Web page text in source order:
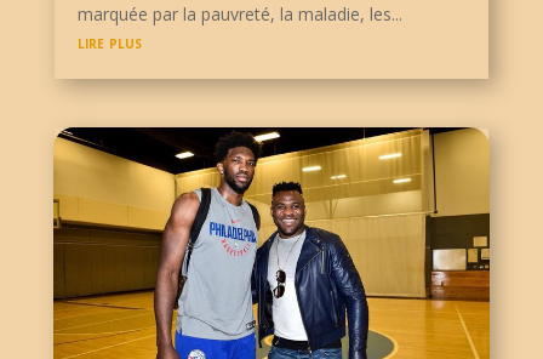
marquée par la pauvreté, la maladie, les...
lire plus